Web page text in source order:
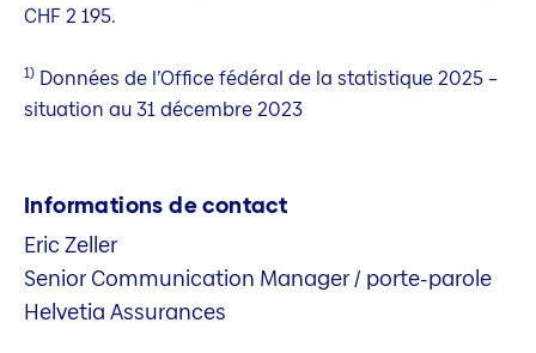
CHF 2 195.
1) Données de l’Office fédéral de la statistique 2025 –
situation au 31 décembre 2023
Informations de contact
Eric Zeller
Senior Communication Manager / porte-parole
Helvetia Assurances